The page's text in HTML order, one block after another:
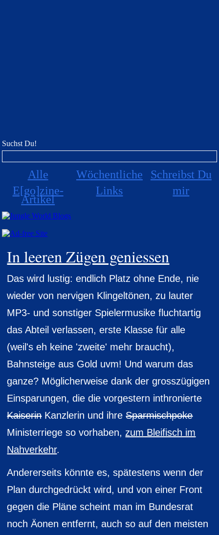
In leeren Zügen geniessen
Das wird lustig: endlich Platz ohne Ende, nie
wieder von nervigen Klingeltönen, zu lauter
MP3- und sonstiger Spielermusike fluchtartig
das Abteil verlassen, erste Klasse für alle
(weil's eh keine 'zweite' mehr braucht),
Bahnsteige aus Gold uvm! Und warum das
ganze? Möglicherweise dank der grosszügigen
Einsparungen, die die vorgestern inthronierte
KaiserinKanzlerin und ihreSparmischpoke
Ministerriege so vorhaben, zum Bleifisch im
Nahverkehr.
Andererseits könnte es, spätestens wenn der
Plan durchgedrückt wird, und von einer Front
gegen die Pläne scheint man im Bundesrat
noch Äonen entfernt, auch so auf den meisten
Suchst Du!
Alle
E[go]zine-
Artikel
Wöchentliche
Links
Schreibst Du
mir